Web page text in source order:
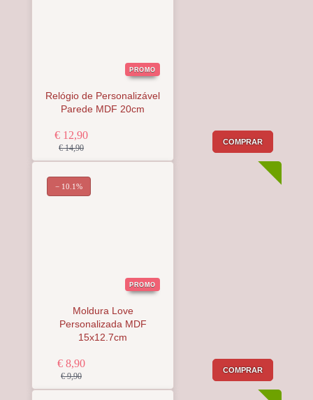
PROMO
Relógio de Personalizável
Parede MDF 20cm
€ 12,90
€ 14,90
COMPRAR
PROMO
Moldura Love
Personalizada MDF
15x12.7cm
€ 8,90
€ 9,90
COMPRAR
− 10.1%